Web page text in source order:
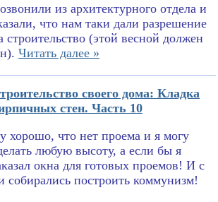
из архитектурного отдела и
что нам таки дали разрешение
строительство (этой весной должен
Читать далее »
своего дома: Кладка
стен. Часть 10
хорошо, что нет проема и я могу
любую высоту, а если бы я
окна для готовых проемов! И с
собирались построить коммунизм!